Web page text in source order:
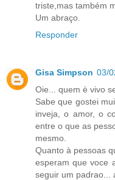
triste,mas também
Um abraço.
Responder
Gisa Simpson 03/
Oie... quem è vivo
Sabe que gostei
inveja, o amor, o
entre o que as
mesmo.
Quanto à pessoas
esperam que voce
seguir um padrao...